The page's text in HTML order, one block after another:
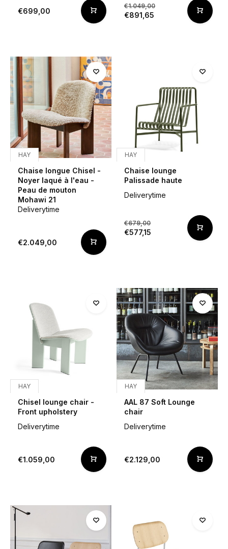
€699,00
€1.049,00
€891,65
HAY
Chaise longue Chisel -
Noyer laqué à l'eau -
Peau de mouton
Mohawi 21
Deliverytime
€2.049,00
HAY
Chaise lounge
Palissade haute
Deliverytime
€679,00
€577,15
HAY
Chisel lounge chair -
Front upholstery
Deliverytime
€1.059,00
HAY
AAL 87 Soft Lounge
chair
Deliverytime
€2.129,00